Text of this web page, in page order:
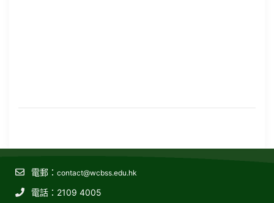
電郵： contact@wcbss.edu.hk
電話：2109 4005